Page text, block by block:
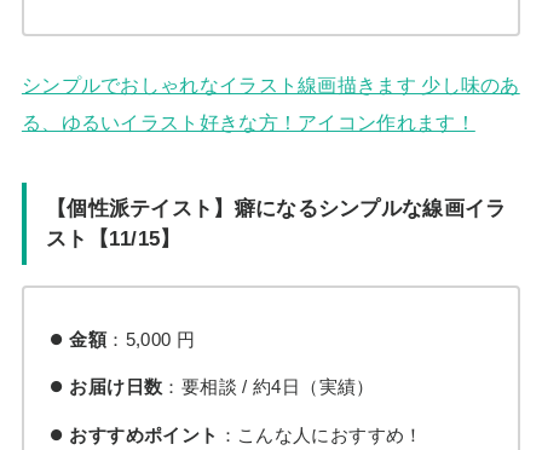
シンプルでおしゃれなイラスト線画描きます 少し味のあ
る、ゆるいイラスト好きな方！アイコン作れます！
【個性派テイスト】癖になるシンプルな線画イラ
スト【11/15】
金額：5,000 円
お届け日数 ：要相談 / 約4日（実績）
おすすめポイント ：こんな人におすすめ！